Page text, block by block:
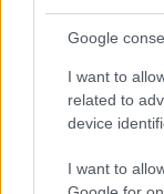
Google
I want to
related to
device
I want to